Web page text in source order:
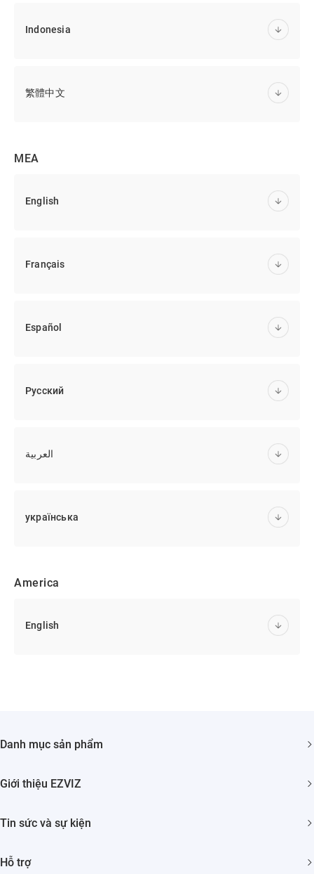
Indonesia
繁體中文
MEA
English
Français
Español
Русский
العربية
українська
America
English
Danh mục sản phẩm
Giới thiệu EZVIZ
Tìm nhà phân phối
Tin sức và sự kiện
Hỗ trợ